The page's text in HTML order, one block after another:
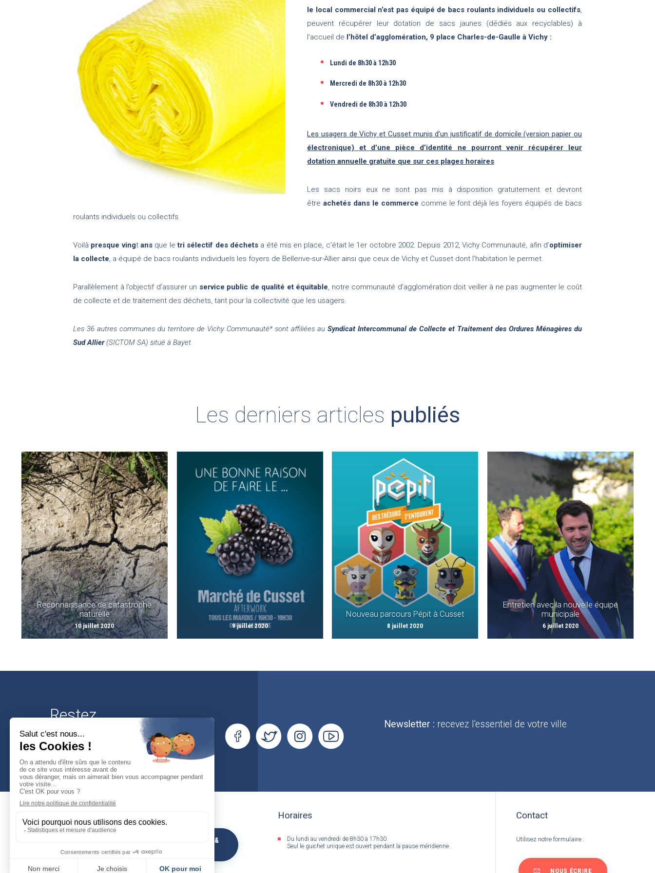
le local commercial n’est pas équipé de bacs roulants individuels ou collectifs,
peuvent récupérer leur dotation de sacs jaunes (dédiés aux recyclables) à
l’accueil de l’hôtel d’agglomération, 9 place Charles-de-Gaulle à Vichy :
Lundi de 8h30 à 12h30
Mercredi de 8h30 à 12h30
Vendredi de 8h30 à 12h30
Les usagers de Vichy et Cusset munis d’un justificatif de domicile (version papier ou
électronique) et d’une pièce d’identité ne pourront venir récupérer leur
dotation annuelle gratuite que sur ces plages horaires.
Les sacs noirs eux ne sont pas mis à disposition gratuitement et devront
êtreachetés dans le commerce comme le font déjà les foyers équipés de bacs
roulants individuels ou collectifs.
Voilà presque vingtans que letri sélectif des déchetsa été mis en place, c’était le 1er octobre 2002. Depuis 2012, Vichy Communauté, afin d’optimiser
la collecte, a équipé de bacs roulants individuels les foyers de Bellerive-sur-Allier ainsi que ceux de Vichy et Cusset dont l’habitation le permet.
Parallèlement à l’objectif d’assurer un service public de qualité et équitable, notre communauté d’agglomération doit veiller à ne pas augmenter le coût
de collecte et de traitement des déchets, tant pour la collectivité que les usagers.
Les 36 autres communes du territoire de Vichy Communauté* sont affiliées au Syndicat Intercommunal de Collecte et Traitement des Ordures Ménagères du
Sud Allier(SICTOM SA) situé à Bayet.
Les derniers articles publiés
Reconnaissance de catastrophe
naturelle
10 juillet 2020 9 juillet 2020
Nouveau parcours Pépit à Cusset
8 juillet 2020
Entretien avec la nouvelle équipe
municipale
6 juillet 2020
Restez
connectés Newsletter : recevez l'essentiel de votre ville
Mairie de Cusset
03300 Cusset
04 70 30 95 00
PHOTOS &
Horaires
Du lundi au vendredi de 8h30 à 17h30.
Seul le guichet unique est ouvert pendant la pause méridienne.
Contact
Utilisez notre formulaire :
NOUS ÉCRIRE